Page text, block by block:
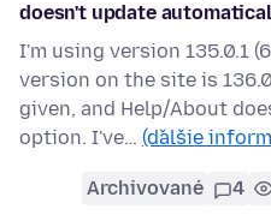
doesn't update
I'm using version 135.0.1
version on the site is
given, and Help/About
option. I've… (ďalšie
Archivované 4